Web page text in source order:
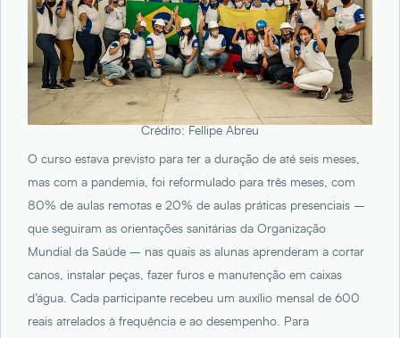
Crédito: Fellipe Abreu
O curso estava previsto para ter a duração de até seis meses,
mas com a pandemia, foi reformulado para três meses, com
80% de aulas remotas e 20% de aulas práticas presenciais –
que seguiram as orientações sanitárias da Organização
Mundial da Saúde – nas quais as alunas aprenderam a cortar
canos, instalar peças, fazer furos e manutenção em caixas
d’água. Cada participante recebeu um auxílio mensal de 600
reais atrelados à frequência e ao desempenho. Para